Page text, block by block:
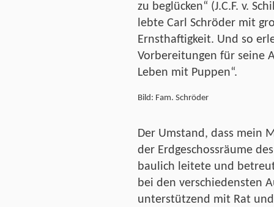
zu beglücken“ (J.C.F. v.
lebte Carl Schröder mit
Ernsthaftigkeit. Und so
Vorbereitungen für seine
Leben mit Puppen“.
Bild: Fam. Schröder
Der Umstand, dass mein
der Erdgeschossräume
baulich leitete und
bei den verschiedensten
unterstützend mit Rat